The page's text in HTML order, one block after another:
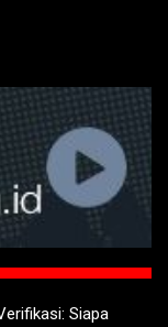
Siapa